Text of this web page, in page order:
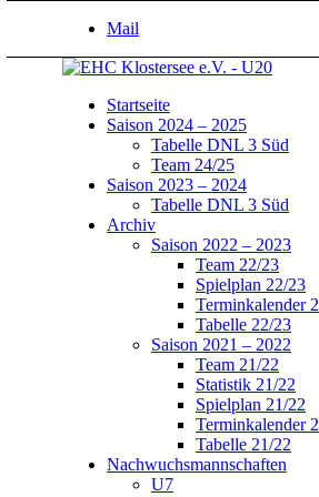
Mail
Startseite
Saison 2024 – 2025
Tabelle DNL 3 Süd
Team 24/25
Saison 2023 – 2024
Tabelle DNL 3 Süd
Archiv
Saison 2022 – 2023
Team 22/23
Spielplan 22/23
Terminkalender
Tabelle 22/23
Saison 2021 – 2022
Team 21/22
Statistik 21/22
Spielplan 21/22
Terminkalender
Tabelle 21/22
Nachwuchsmannschaften
U7